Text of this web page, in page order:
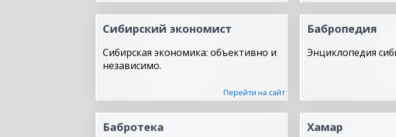
Сибирский экономист
Сибирская экономика: объективно и
независимо.
Перейти на сайт
Бабропедия
Энциклопедия
Бабротека Хамар